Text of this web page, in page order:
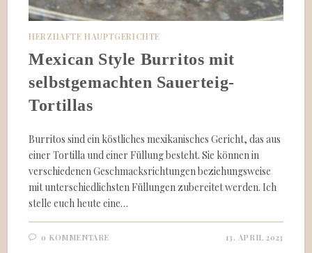
HERZHAFTE HAUPTGERICHTE
Mexican Style Burritos mit
selbstgemachten Sauerteig-
Tortillas
Burritos sind ein köstliches mexikanisches Gericht, das aus
einer Tortilla und einer Füllung besteht. Sie können in
verschiedenen Geschmacksrichtungen beziehungsweise
mit unterschiedlichsten Füllungen zubereitet werden. Ich
stelle euch heute eine…
0 KOMMENTARE 13. APRIL 2023